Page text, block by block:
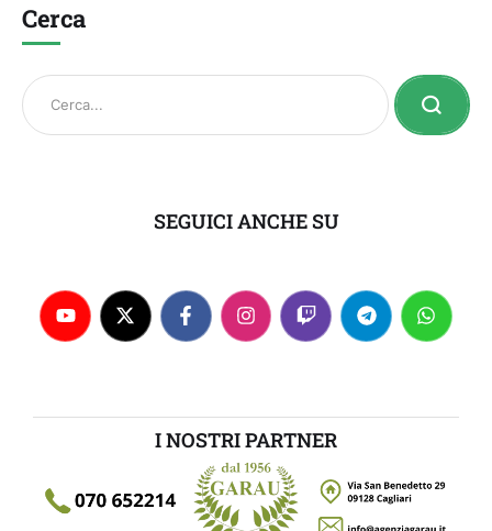
Cerca
SEGUICI ANCHE SU
I NOSTRI PARTNER